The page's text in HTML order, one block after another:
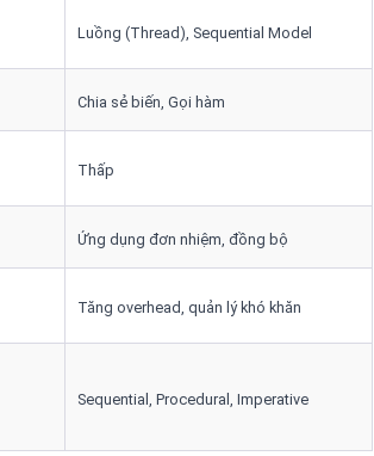
Luồng (Thread), Sequential Model
Chia sẻ biến, Gọi hàm
Thấp
Ứng dụng đơn nhiệm, đồng bộ
Tăng overhead, quản lý khó khăn
Sequential, Procedural, Imperative